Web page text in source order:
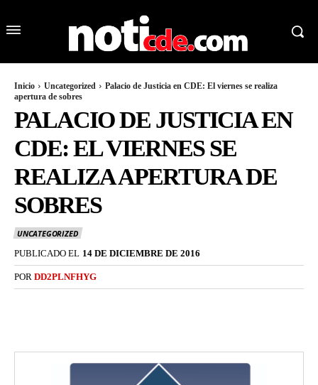
Inicio Uncategorized
Palacio de Justicia en CDE: El viernes se realiza
apertura de sobres
PALACIO DE JUSTICIA EN
CDE: EL VIERNES SE
REALIZA APERTURA DE
SOBRES
UNCATEGORIZED
PUBLICADO EL 14 DE DICIEMBRE DE 2016
POR DD2PLNFHYG